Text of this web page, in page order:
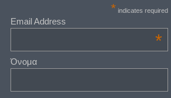
* indicates required
Email Address
*
Όνομα